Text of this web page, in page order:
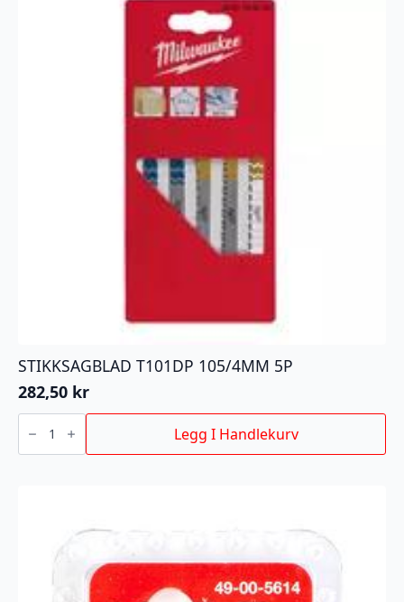
STIKKSAGBLAD T101DP 105/4MM 5P
282,50 kr
STIKKSAGBLAD
T101DP
105/4MM
5P
Legg I Handlekurv